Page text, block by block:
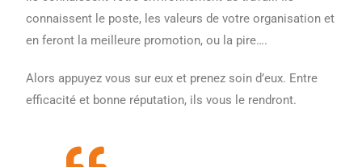
connaissent le poste, les valeurs de votre organisation et
en feront la meilleure promotion, ou la pire….
Alors appuyez vous sur eux et prenez soin d’eux. Entre
efficacité et bonne réputation, ils vous le rendront.